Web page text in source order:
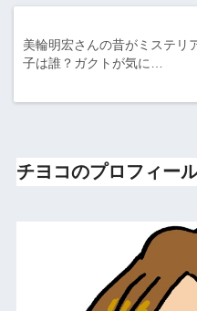
美輪明宏さんの昔がミステリ
子は誰？ガクトが気に…
チヨコのプロフィー